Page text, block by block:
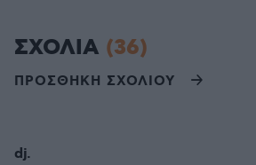
ΣΧΟΛΙΑ (36)
ΠΡΟΣΘΗΚΗ ΣΧΟΛΙΟΥ
dj.